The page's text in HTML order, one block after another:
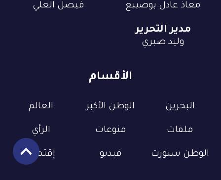
الأقسام
البحرين الوطن الأكبر العالم
ملفات منوعات الرأي
الوطن سبورت فيديو إقتصاد
معاذ عادل بوصيبع فيصل العلي
مدير التحرير
وليد صبري